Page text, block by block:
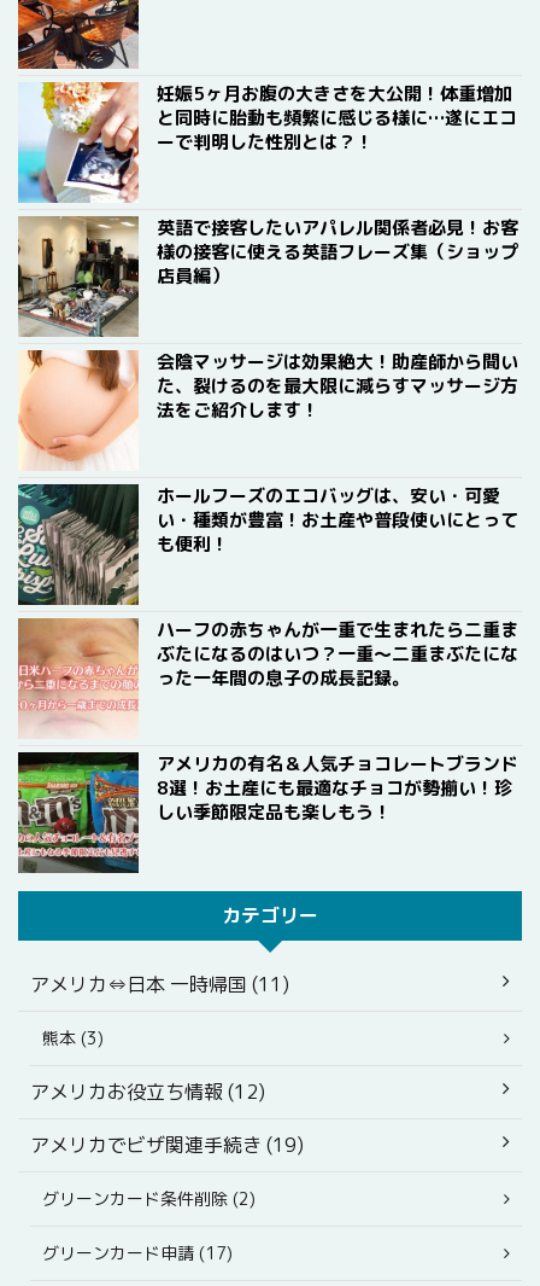
妊娠5ヶ月お腹の大きさを大公開！体重増加
と同時に胎動も頻繁に感じる様に…遂にエコ
ーで判明した性別とは？！
英語で接客したいアパレル関係者必見！お客
様の接客に使える英語フレーズ集（ショップ
店員編）
会陰マッサージは効果絶大！助産師から聞い
た、裂けるのを最大限に減らすマッサージ方
法をご紹介します！
ホールフーズのエコバッグは、安い・可愛
い・種類が豊富！お土産や普段使いにとって
も便利！
ハーフの赤ちゃんが一重で生まれたら二重ま
ぶたになるのはいつ？一重〜二重まぶたにな
った一年間の息子の成長記録。
アメリカの有名＆人気チョコレートブランド
8選！お土産にも最適なチョコが勢揃い！珍
しい季節限定品も楽しもう！
カテゴリー
アメリカ⇔日本 一時帰国 (11)
熊本 (3)
アメリカお役立ち情報 (12)
アメリカでビザ関連手続き (19)
グリーンカード条件削除 (2)
グリーンカード申請 (17)